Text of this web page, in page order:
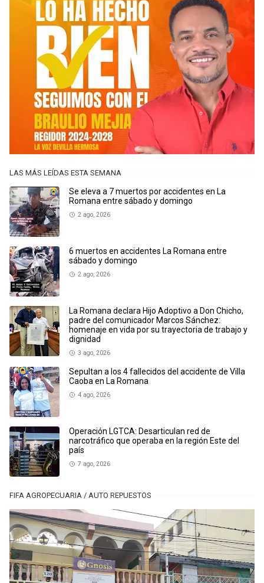
LAS MÁS LEÍDAS ESTA SEMANA
Se eleva a 7 muertos por accidentes en La
Romana entre sábado y domingo
2 ago, 2026
6 muertos en accidentes La Romana entre
sábado y domingo
2 ago, 2026
La Romana declara Hijo Adoptivo a Don Chicho,
padre del comunicador Marcos Sánchez:
homenaje en vida por su trayectoria de trabajo y
dignidad
3 ago, 2026
Sepultan a los 4 fallecidos del accidente de Villa
Caoba en La Romana
4 ago, 2026
Operación LGTCA: Desarticulan red de
narcotráfico que operaba en la región Este del
país
7 ago, 2026
FIFA AGROPECUARIA / AUTO REPUESTOS